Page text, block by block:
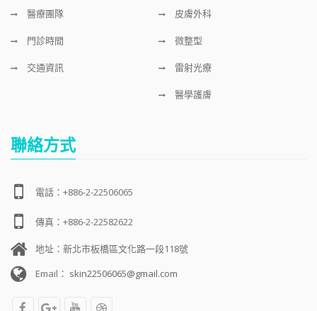
醫療團隊 皮膚外科
門診時間 微整型
交通資訊 雷射光療
醫學護膚
聯絡方式
電話：+886-2-22506065
傳真：+886-2-22582622
地址：新北市板橋區文化路一段118號
Email： skin22506065@gmail.com